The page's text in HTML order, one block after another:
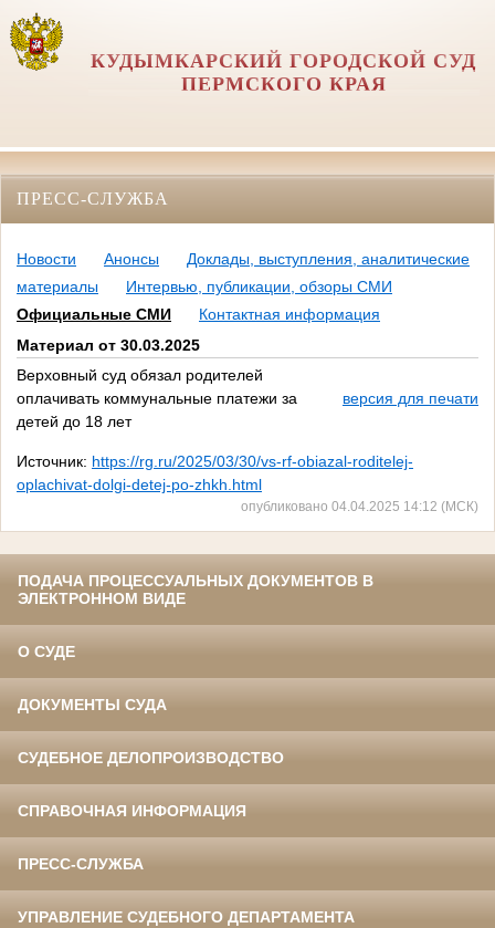
КУДЫМКАРСКИЙ ГОРОДСКОЙ СУД
ПЕРМСКОГО КРАЯ
ПРЕСС-СЛУЖБА
Новости Анонсы
Доклады, выступления, аналитические
материалы
Интервью, публикации, обзоры СМИ
Официальные СМИ
Контактная информация
Материал от 30.03.2025
Верховный суд обязал родителей
оплачивать коммунальные платежи за
детей до 18 лет
версия для печати
Источник: https://rg.ru/2025/03/30/vs-rf-obiazal-roditelej-
oplachivat-dolgi-detej-po-zhkh.html
опубликовано 04.04.2025 14:12 (МСК)
ПОДАЧА ПРОЦЕССУАЛЬНЫХ ДОКУМЕНТОВ В
ЭЛЕКТРОННОМ ВИДЕ
О СУДЕ
ДОКУМЕНТЫ СУДА
СУДЕБНОЕ ДЕЛОПРОИЗВОДСТВО
СПРАВОЧНАЯ ИНФОРМАЦИЯ
ПРЕСС-СЛУЖБА
УПРАВЛЕНИЕ СУДЕБНОГО ДЕПАРТАМЕНТА